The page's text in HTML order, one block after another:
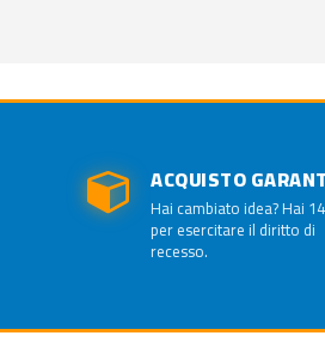
ACQUISTO
Hai cambiato idea? Hai
per esercitare il diritto di
recesso.